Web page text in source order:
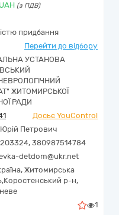
UAH (з ПДВ)
придбання
Перейти до відбору
УСТАНОВА
ЖИТОМИРСЬКОЇ
РАДИ
Досьє YouControl
Петрович
380987514784
detdom@ukr.net
, Житомирська
Коростенський р-н,
1